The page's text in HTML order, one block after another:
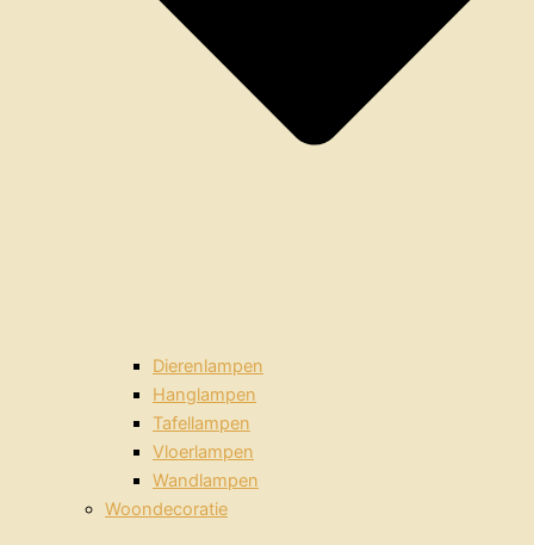
Dierenlampen
Hanglampen
Tafellampen
Vloerlampen
Wandlampen
Woondecoratie